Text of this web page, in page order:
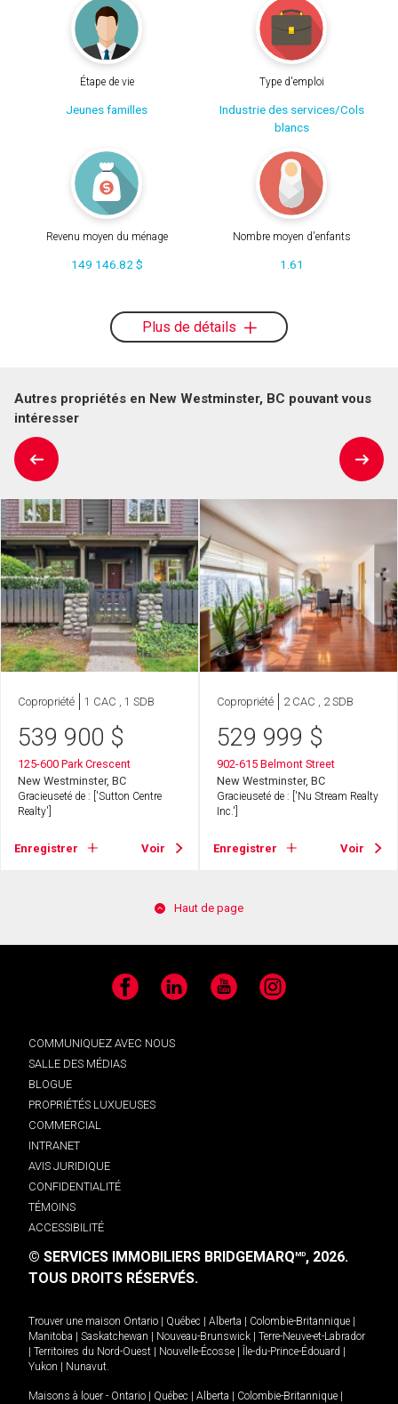
Étape de vie
Jeunes familles
Type d'emploi
Industrie des services/Cols
blancs
Revenu moyen du ménage
149 146.82 $
Nombre moyen d'enfants
1.61
Plus de détails
Autres propriétés en New Westminster, BC pouvant vous
intéresser
Copropriété 1 CAC , 1 SDB
539 900 $
125-600 Park Crescent
New Westminster, BC
Gracieuseté de : ['Sutton Centre
Realty']
Enregistrer Voir
Copropriété 2 CAC , 2 SDB
529 999 $
902-615 Belmont Street
New Westminster, BC
Gracieuseté de : ['Nu Stream Realty
Inc.']
Enregistrer Voir
Haut de page
Facebook LinkedIn YouTube Instagram
COMMUNIQUEZ AVEC NOUS
SALLE DES MÉDIAS
BLOGUE
PROPRIÉTÉS LUXUEUSES
COMMERCIAL
INTRANET
AVIS JURIDIQUE
CONFIDENTIALITÉ
TÉMOINS
ACCESSIBILITÉ
© SERVICES IMMOBILIERS BRIDGEMARQMD, 2026.
TOUS DROITS RÉSERVÉS.
Trouver une maison Ontario Québec Alberta Colombie-Britannique
Manitoba
Saskatchewan Nouveau-Brunswick
Terre-Neuve-et-Labrador
Territoires du Nord-Ouest Nouvelle-Écosse Île-du-Prince-Édouard
Yukon
Nunavut.
Maisons à louer - Ontario Québec Alberta Colombie-Britannique